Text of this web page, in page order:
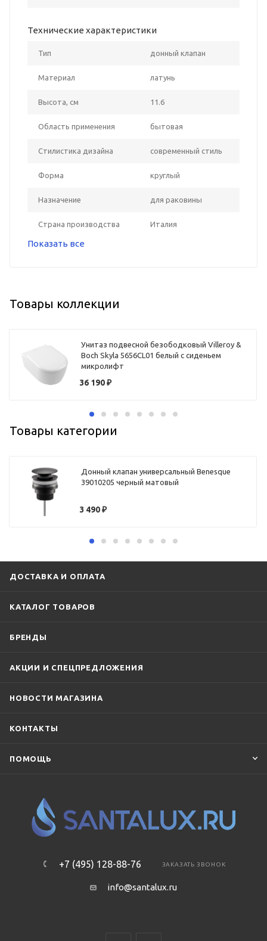
Технические характеристики
Тип донный клапан
Материал латунь
Высота, см 11.6
Область применения бытовая
Стилистика дизайна современный стиль
Форма круглый
Назначение для раковины
Страна производства Италия
Показать все
Товары коллекции
Унитаз подвесной безободковый Villeroy &
Boch Skyla 5656CL01 белый с сиденьем
микролифт
36 190₽
Товары категории
Донный клапан универсальный Benesque
39010205 черный матовый
3 490₽
ДОСТАВКА И ОПЛАТА
КАТАЛОГ ТОВАРОВ
БРЕНДЫ
АКЦИИ И СПЕЦПРЕДЛОЖЕНИЯ
НОВОСТИ МАГАЗИНА
КОНТАКТЫ
ПОМОЩЬ
+7 (495) 128-88-76 ЗАКАЗАТЬ ЗВОНОК
info@santalux.ru